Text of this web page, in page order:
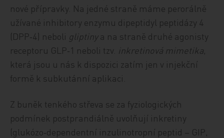
nové přípravky. Na jedné straně máme perorálně
užívané inhibitory enzymu dipeptidyl peptidázy 4
(DPP‑4) neboli gliptinya na straně druhé agonisty
receptoru GLP‑1 neboli tzv. inkretinová mimetika,
která jsou u nás k dispozici zatím jen v injekční
formě k subkutánní aplikaci.
Z buněk tenkého střeva se za fyziologických
podmínek postprandiálně uvolňují inkretiny
(glukózo‑dependentní inzulinotropní peptid – GIP,